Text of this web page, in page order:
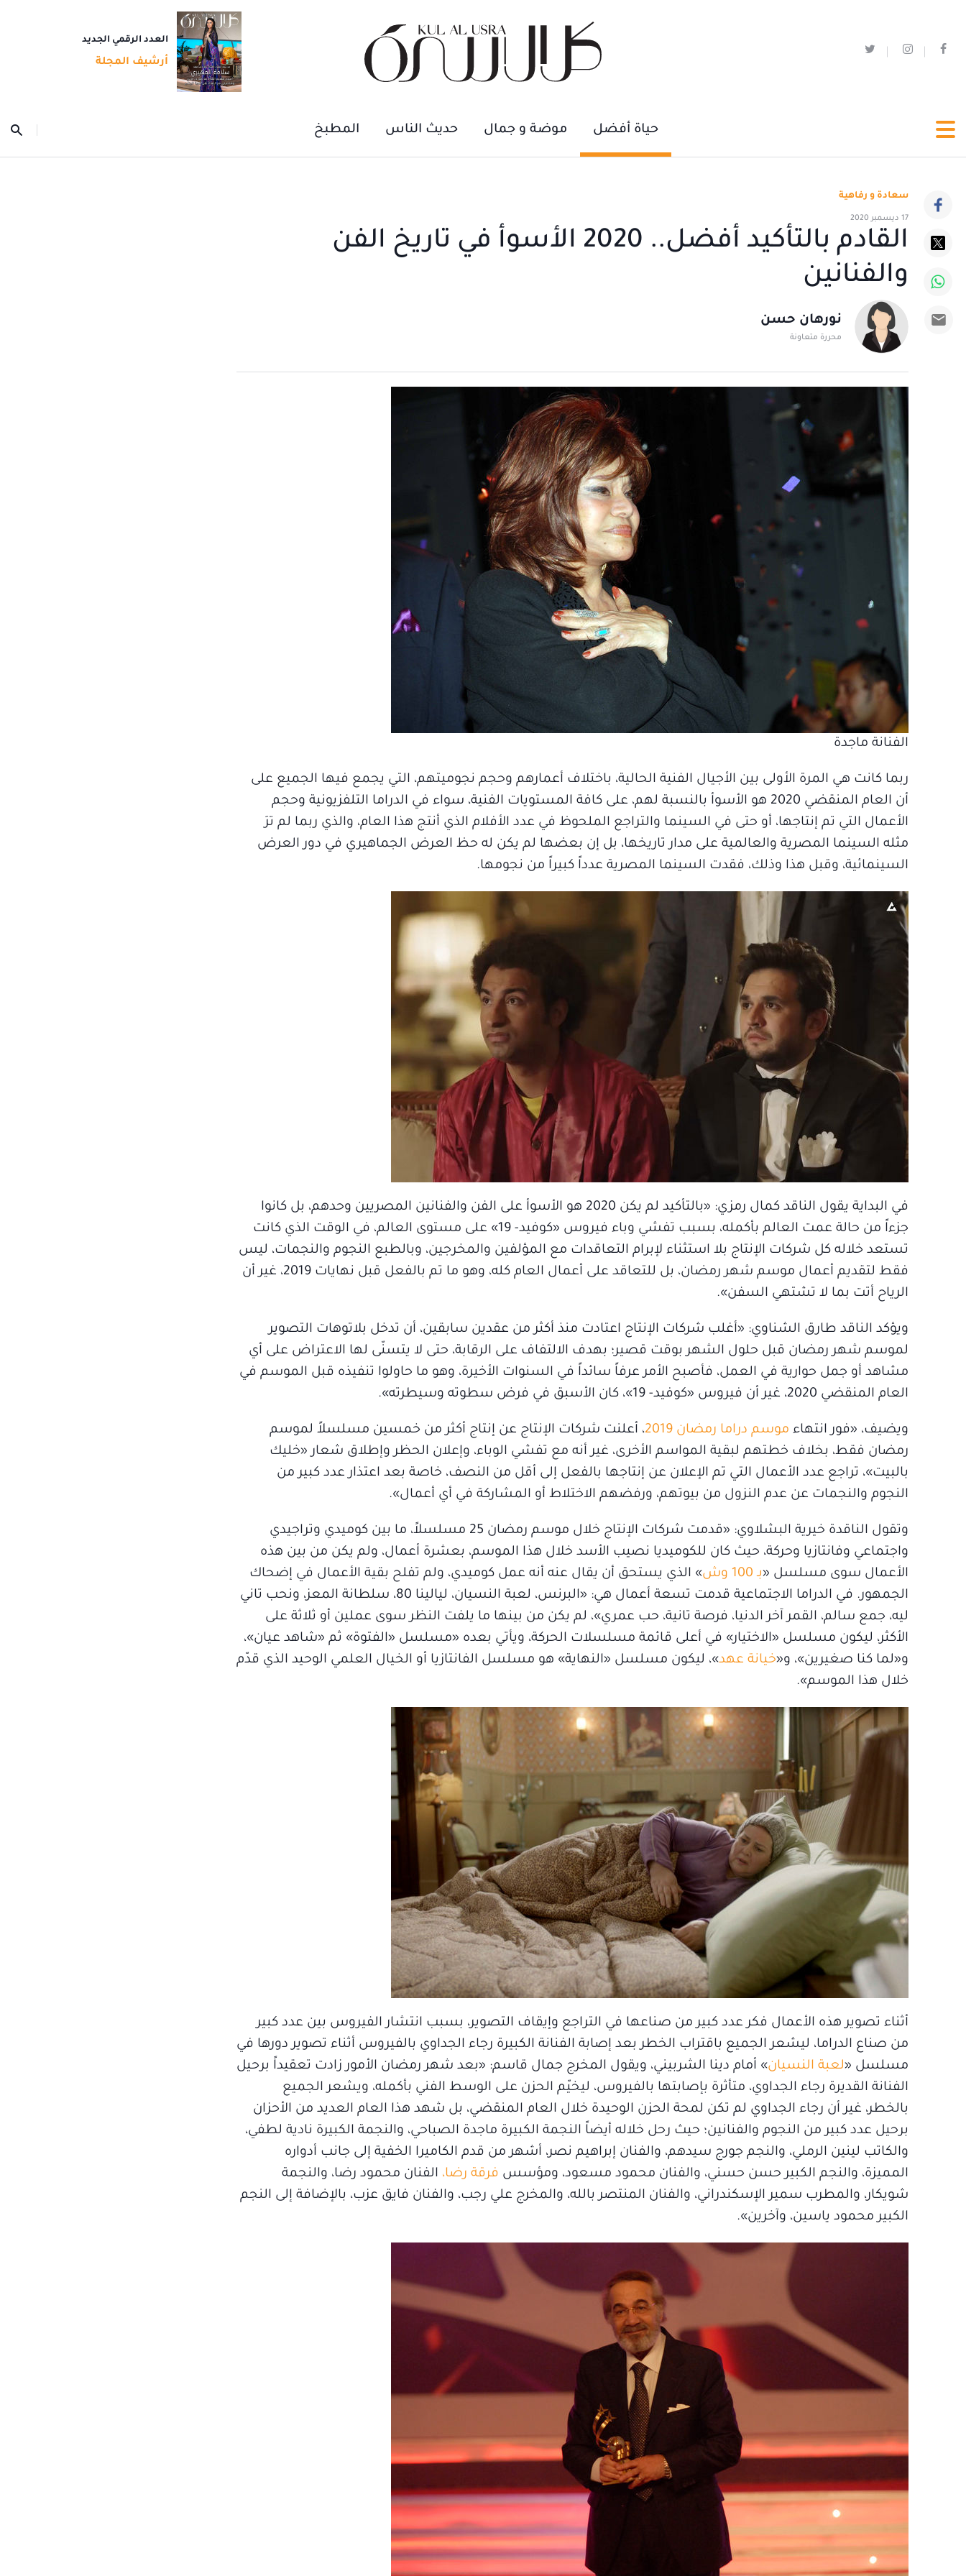
العدد الرقمي الجديد
أرشيف المجلة
حياة أفضل موضة و جمال حديث الناس المطبخ
سعادة و رفاهية
17 ديسمبر 2020
القادم بالتأكيد أفضل.. 2020 الأسوأ في تاريخ الفن
والفنانين
نورهان حسن
محررة متعاونة
الفنانة ماجدة
ربما كانت هي المرة الأولى بين الأجيال الفنية الحالية، باختلاف أعمارهم وحجم نجوميتهم، التي يجمع فيها الجميع على
أن العام المنقضي 2020 هو الأسوأ بالنسبة لهم، على كافة المستويات الفنية، سواء في الدراما التلفزيونية وحجم
الأعمال التي تم إنتاجها، أو حتى في السينما والتراجع الملحوظ في عدد الأفلام الذي أنتج هذا العام، والذي ربما لم ترَ
مثله السينما المصرية والعالمية على مدار تاريخها، بل إن بعضها لم يكن له حظ العرض الجماهيري في دور العرض
السينمائية، وقبل هذا وذلك، فقدت السينما المصرية عدداً كبيراً من نجومها.
في البداية يقول الناقد كمال رمزي: «بالتأكيد لم يكن 2020 هو الأسوأ على الفن والفنانين المصريين وحدهم، بل كانوا
جزءاً من حالة عمت العالم بأكمله، بسبب تفشي وباء فيروس «كوفيد- 19» على مستوى العالم، في الوقت الذي كانت
تستعد خلاله كل شركات الإنتاج بلا استثناء لإبرام التعاقدات مع المؤلفين والمخرجين، وبالطبع النجوم والنجمات، ليس
فقط لتقديم أعمال موسم شهر رمضان، بل للتعاقد على أعمال العام كله، وهو ما تم بالفعل قبل نهايات 2019، غير أن
الرياح أتت بما لا تشتهي السفن».
ويؤكد الناقد طارق الشناوي: «أغلب شركات الإنتاج اعتادت منذ أكثر من عقدين سابقين، أن تدخل بلاتوهات التصوير
لموسم شهر رمضان قبل حلول الشهر بوقت قصير؛ بهدف الالتفاف على الرقابة، حتى لا يتسنّى لها الاعتراض على أي
مشاهد أو جمل حوارية في العمل، فأصبح الأمر عرفاً سائداً في السنوات الأخيرة، وهو ما حاولوا تنفيذه قبل الموسم في
العام المنقضي 2020، غير أن فيروس «كوفيد- 19»، كان الأسبق في فرض سطوته وسيطرته».
ويضيف، «فور انتهاء موسم دراما رمضان 2019
، أعلنت شركات الإنتاج عن إنتاج أكثر من خمسين مسلسلاً لموسم
رمضان فقط، بخلاف خطتهم لبقية المواسم الأخرى، غير أنه مع تفشي الوباء، وإعلان الحظر وإطلاق شعار «خليك
بالبيت»، تراجع عدد الأعمال التي تم الإعلان عن إنتاجها بالفعل إلى أقل من النصف، خاصة بعد اعتذار عدد كبير من
النجوم والنجمات عن عدم النزول من بيوتهم، ورفضهم الاختلاط أو المشاركة في أي أعمال».
وتقول الناقدة خيرية البشلاوي: «قدمت شركات الإنتاج خلال موسم رمضان 25 مسلسلاً، ما بين كوميدي وتراجيدي
واجتماعي وفانتازيا وحركة، حيث كان للكوميديا نصيب الأسد خلال هذا الموسم، بعشرة أعمال، ولم يكن من بين هذه
الأعمال سوى مسلسل «بـ 100 وش
» الذي يستحق أن يقال عنه أنه عمل كوميدي، ولم تفلح بقية الأعمال في إضحاك
الجمهور. في الدراما الاجتماعية قدمت تسعة أعمال هي: «البرنس، لعبة النسيان، ليالينا 80، سلطانة المعز، ونحب تاني
ليه، جمع سالم، القمر آخر الدنيا، فرصة تانية، حب عمري»، لم يكن من بينها ما يلفت النظر سوى عملين أو ثلاثة على
الأكثر، ليكون مسلسل «الاختيار» في أعلى قائمة مسلسلات الحركة، ويأتي بعده «مسلسل «الفتوة» ثم «شاهد عيان»،
و«لما كنا صغيرين»، و«خيانة عهد»، ليكون مسلسل «النهاية» هو مسلسل الفانتازيا أو الخيال العلمي الوحيد الذي قدّم
خلال هذا الموسم».
أثناء تصوير هذه الأعمال فكر عدد كبير من صناعها في التراجع وإيقاف التصوير، بسبب انتشار الفيروس بين عدد كبير
من صناع الدراما، ليشعر الجميع باقتراب الخطر بعد إصابة الفنانة الكبيرة رجاء الجداوي بالفيروس أثناء تصوير دورها في
مسلسل «لعبة النسيان» أمام دينا الشربيني، ويقول المخرج جمال قاسم: «بعد شهر رمضان الأمور زادت تعقيداً برحيل
الفنانة القديرة رجاء الجداوي، متأثرة بإصابتها بالفيروس، ليخيّم الحزن على الوسط الفني بأكمله، ويشعر الجميع
بالخطر، غير أن رجاء الجداوي لم تكن لمحة الحزن الوحيدة خلال العام المنقضي، بل شهد هذا العام العديد من الأحزان
برحيل عدد كبير من النجوم والفنانين؛ حيث رحل خلاله أيضاً النجمة الكبيرة ماجدة الصباحي، والنجمة الكبيرة نادية لطفي،
والكاتب لينين الرملي، والنجم جورج سيدهم، والفنان إبراهيم نصر، أشهر من قدم الكاميرا الخفية إلى جانب أدواره
المميزة، والنجم الكبير حسن حسني، والفنان محمود مسعود، ومؤسس فرقة رضا، الفنان محمود رضا، والنجمة
شويكار، والمطرب سمير الإسكندراني، والفنان المنتصر بالله، والمخرج علي رجب، والفنان فايق عزب، بالإضافة إلى النجم
الكبير محمود ياسين، وآخرين».